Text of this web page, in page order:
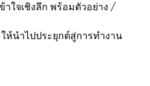
าใจเชิงลึก พร้อมตัวอย่าง /
ห้นำไปประยุกต์สู่การทำงาน